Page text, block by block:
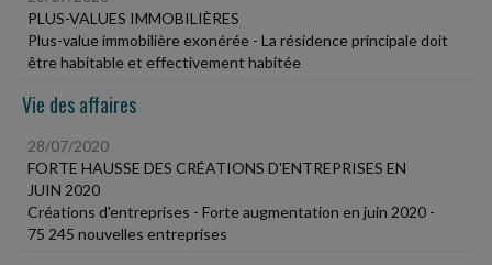
PLUS-VALUES IMMOBILIÈRES
Plus-value immobilière exonérée - La résidence principale doit
être habitable et effectivement habitée
Vie des affaires
28/07/2020
FORTE HAUSSE DES CRÉATIONS D'ENTREPRISES EN
JUIN 2020
Créations d'entreprises - Forte augmentation en juin 2020 -
75 245 nouvelles entreprises